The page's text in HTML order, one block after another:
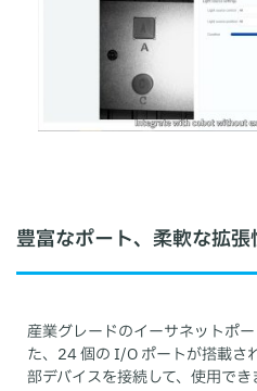
豊富なポート、柔軟な拡張
産業グレードのイーサネットポ
た、24 個の I/O ポートが搭載さ
部デバイスを接続して、使用でき